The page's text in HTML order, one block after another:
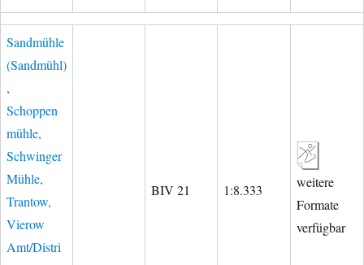
Sandmühle
(Sandmühl)
,
Schoppen
mühle,
Schwinger
Mühle,
Trantow,
Vierow
Amt/Distri
BIV 21 1:8.333
weitere
Formate
verfügbar